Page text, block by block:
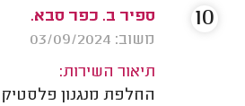
ספיר ב. כפר סבא.
משוב: 03/09/2024
תיאור השירות:
החלפת מנגנון
10